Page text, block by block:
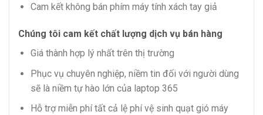
Cam kết không bán phím máy tính xách tay giả
Chúng tôi cam kết chất lượng dịch vụ bán hàng
Giá thành hợp lý nhất trên thị trường
Phục vụ chuyên nghiệp, niềm tin đối với người dùng
sẽ là niềm tự hào lớn của laptop 365
Hỗ trợ miễn phí tất cả lệ phí vệ sinh quạt gió máy